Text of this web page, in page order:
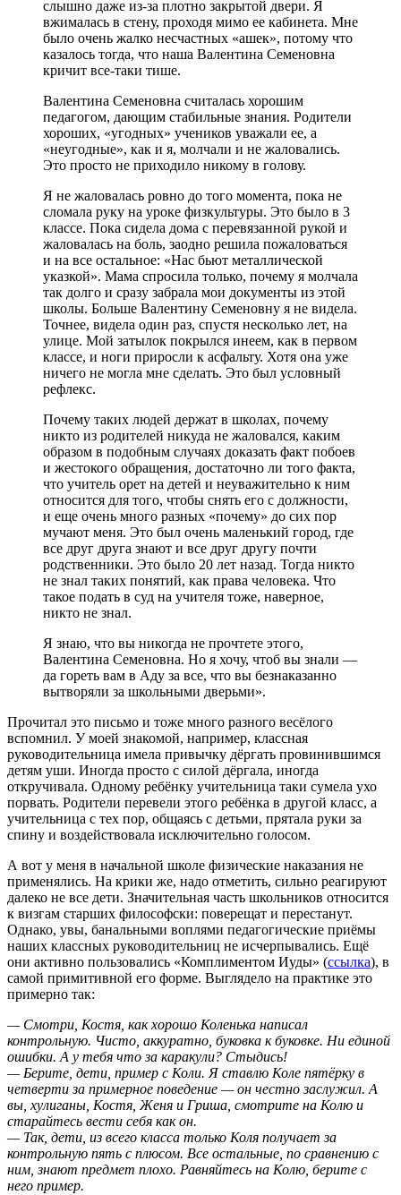
слышно даже из-за плотно закрытой двери. Я
вжималась в стену, проходя мимо ее кабинета. Мне
было очень жалко несчастных «ашек», потому что
казалось тогда, что наша Валентина Семеновна
кричит все-таки тише.
Валентина Семеновна считалась хорошим
педагогом, дающим стабильные знания. Родители
хороших, «угодных» учеников уважали ее, а
«неугодные», как и я, молчали и не жаловались.
Это просто не приходило никому в голову.
Я не жаловалась ровно до того момента, пока не
сломала руку на уроке физкультуры. Это было в 3
классе. Пока сидела дома с перевязанной рукой и
жаловалась на боль, заодно решила пожаловаться
и на все остальное: «Нас бьют металлической
указкой». Мама спросила только, почему я молчала
так долго и сразу забрала мои документы из этой
школы. Больше Валентину Семеновну я не видела.
Точнее, видела один раз, спустя несколько лет, на
улице. Мой затылок покрылся инеем, как в первом
классе, и ноги приросли к асфальту. Хотя она уже
ничего не могла мне сделать. Это был условный
рефлекс.
Почему таких людей держат в школах, почему
никто из родителей никуда не жаловался, каким
образом в подобным случаях доказать факт побоев
и жестокого обращения, достаточно ли того факта,
что учитель орет на детей и неуважительно к ним
относится для того, чтобы снять его с должности,
и еще очень много разных «почему» до сих пор
мучают меня. Это был очень маленький город, где
все друг друга знают и все друг другу почти
родственники. Это было 20 лет назад. Тогда никто
не знал таких понятий, как права человека. Что
такое подать в суд на учителя тоже, наверное,
никто не знал.
Я знаю, что вы никогда не прочтете этого,
Валентина Семеновна. Но я хочу, чтоб вы знали —
да гореть вам в Аду за все, что вы безнаказанно
вытворяли за школьными дверьми».
Прочитал это письмо и тоже много разного весёлого
вспомнил. У моей знакомой, например, классная
руководительница имела привычку дёргать провинившимся
детям уши. Иногда просто с силой дёргала, иногда
откручивала. Одному ребёнку учительница таки сумела ухо
порвать. Родители перевели этого ребёнка в другой класс, а
учительница с тех пор, общаясь с детьми, прятала руки за
спину и воздействовала исключительно голосом.
А вот у меня в начальной школе физические наказания не
применялись. На крики же, надо отметить, сильно реагируют
далеко не все дети. Значительная часть школьников относится
к визгам старших философски: поверещат и перестанут.
Однако, увы, банальными воплями педагогические приёмы
наших классных руководительниц не исчерпывались. Ещё
они активно пользовались «Комплиментом Иуды» (ссылка), в
самой примитивной его форме. Выглядело на практике это
примерно так:
— Смотри, Костя, как хорошо Коленька написал
контрольную. Чисто, аккуратно, буковка к буковке. Ни единой
ошибки. А у тебя что за каракули? Стыдись!
— Берите, дети, пример с Коли. Я ставлю Коле пятёрку в
четверти за примерное поведение — он честно заслужил. А
вы, хулиганы, Костя, Женя и Гриша, смотрите на Колю и
старайтесь вести себя как он.
— Так, дети, из всего класса только Коля получает за
контрольную пять с плюсом. Все остальные, по сравнению с
ним, знают предмет плохо. Равняйтесь на Колю, берите с
него пример.